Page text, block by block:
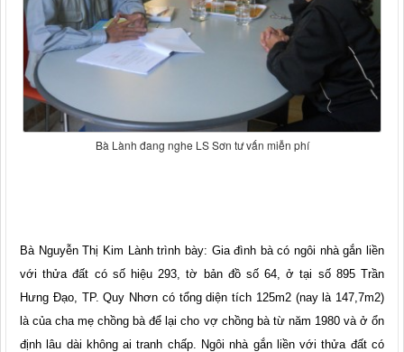
Bà Lành đang nghe LS Sơn tư vấn miễn phí
Bà Nguyễn Thị Kim Lành trình bày: Gia đình bà có ngôi nhà gắn liền
với thửa đất có số hiệu 293, tờ bản đồ số 64, ở tại số 895 Trần
Hưng Đạo, TP. Quy Nhơn có tổng diện tích 125m2 (nay là 147,7m2)
là của cha mẹ chồng bà để lại cho vợ chồng bà từ năm 1980 và ở ổn
định lâu dài không ai tranh chấp. Ngôi nhà gắn liền với thửa đất có